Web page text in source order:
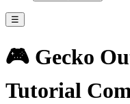
☰
🎮 Gecko
Tutorial